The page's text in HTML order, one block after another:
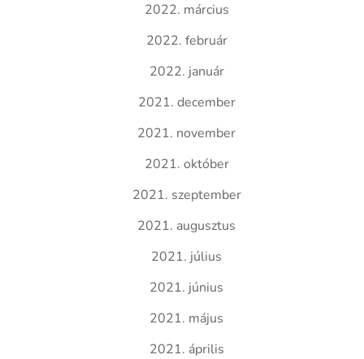
2022. március
2022. február
2022. január
2021. december
2021. november
2021. október
2021. szeptember
2021. augusztus
2021. július
2021. június
2021. május
2021. április